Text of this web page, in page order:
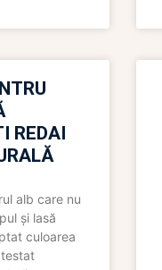
REDAI
alb care nu
și lasă
culoarea